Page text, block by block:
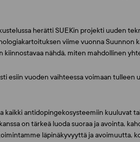
herätti SUEKin projekti uuden
viime vuonna Suunnon
kiinnostavaa nähdä, miten mahdollinen
esiin vuoden vaihteessa voimaan
kaikki antidopingekosysteemiin kuuluvat
on tärkeä luoda suoraa ja avointa,
läpinäkyvyyttä ja avoimuutta,